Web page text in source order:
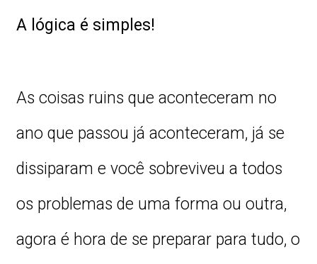
A lógica é simples!
As coisas ruins que aconteceram no
ano que passou já aconteceram, já se
dissiparam e você sobreviveu a todos
os problemas de uma forma ou outra,
agora é hora de se preparar para tudo, o